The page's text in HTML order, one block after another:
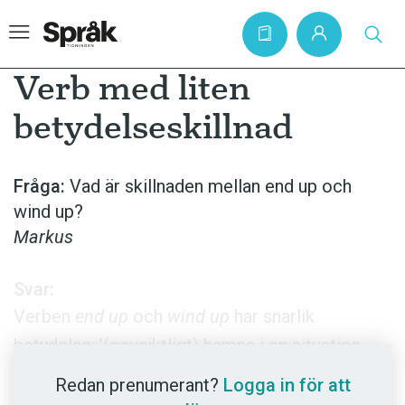
Hem
Artiklar
Krönikor
Språkfrågor
Podden
Verb med liten
betydelseskillnad
Fråga: Vad är skillnaden mellan end up och
wind up?
Markus
(beroende på ens eget beteende)’. Bara med
Redan prenumerant? Logga in för att